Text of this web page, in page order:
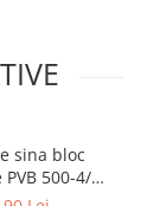
sina bloc
500-4/4
240mm² +